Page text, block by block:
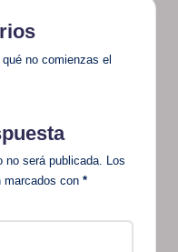
no comienzas el
no será publicada. Los
marcados con *